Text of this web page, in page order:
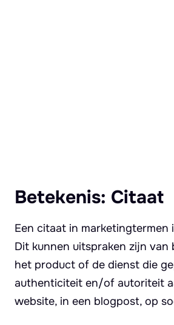
Betekenis: Citaat
Een citaat in
Dit kunnen uitspraken zijn van
het product of de dienst die
authenticiteit en/of autoriteit
website, in een blogpost, op